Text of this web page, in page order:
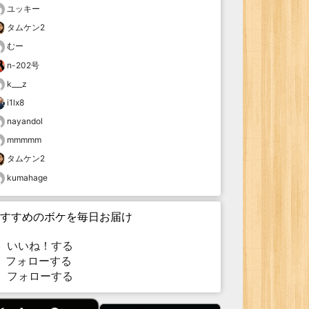
ユッキー
タムケン2
むー
n-202号
k___z
i1lx8
nayandol
mmmmm
タムケン2
kumahage
すめのボケを毎日お届け
いいね！する
ォローする
フォローする